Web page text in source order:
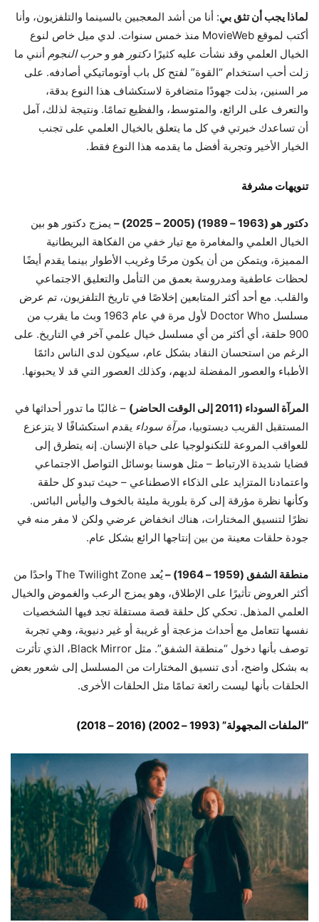
لماذا يجب أن تثق بي: أنا من أشد المعجبين بالسينما والتلفزيون، وأنا
أكتب لموقع MovieWeb منذ خمس سنوات. لدي ميل خاص لنوع
الخيال العلمي وقد نشأت عليه كثيرًا دكتور هو وحرب النجوم أنني ما
زلت أحب استخدام “القوة” لفتح كل باب أوتوماتيكي أصادفه. على
مر السنين، بذلت جهودًا متضافرة لاستكشاف هذا النوع بدقة،
والتعرف على الرائع، والمتوسط، والفظيع تمامًا. ونتيجة لذلك، آمل
أن تساعدك خبرتي في كل ما يتعلق بالخيال العلمي على تجنب
الخيار الأخير وتجربة أفضل ما يقدمه هذا النوع فقط.
تنويهات مشرفة
دكتور هو (1963 – 1989) (2005 – 2025) –
يمزج دكتور هو بين
الخيال العلمي والمغامرة مع تيار خفي من الفكاهة البريطانية
المميزة، ويتمكن من أن يكون مرحًا وغريب الأطوار بينما يقدم أيضًا
لحظات عاطفية ومدروسة بعمق من التأمل والتعليق الاجتماعي
والقلب. مع أحد أكثر المتابعين إخلاصًا في تاريخ التلفزيون، تم عرض
مسلسل Doctor Who لأول مرة في عام 1963 وبث ما يقرب من
900 حلقة، أي أكثر من أي مسلسل خيال علمي آخر في التاريخ. على
الرغم من استحسان النقاد بشكل عام، سيكون لدى الناس دائمًا
الأطباء والعصور المفضلة لديهم، وكذلك العصور التي قد لا يحبونها.
المرآة السوداء (2011 إلى الوقت الحاضر)
– غالبًا ما تدور أحداثها في
المستقبل القريب ديستوبيا، مرآة سوداء يقدم استكشافًا لا يتزعزع
للعواقب المروعة للتكنولوجيا على حياة الإنسان. إنه يتطرق إلى
قضايا شديدة الارتباط – مثل هوسنا بوسائل التواصل الاجتماعي
واعتمادنا المتزايد على الذكاء الاصطناعي – حيث تبدو كل حلقة
وكأنها نظرة مؤرقة إلى كرة بلورية مليئة بالخوف واليأس البائس.
نظرًا لتنسيق المختارات، هناك انخفاض عرضي ولكن لا مفر منه في
جودة حلقات معينة من بين إنتاجها الرائع بشكل عام.
منطقة الشفق (1959 – 1964) –
يُعد The Twilight Zone واحدًا من
أكثر العروض تأثيرًا على الإطلاق، وهو يمزج الرعب والغموض والخيال
العلمي المذهل. تحكي كل حلقة قصة مستقلة تجد فيها الشخصيات
نفسها تتعامل مع أحداث مزعجة أو غريبة أو غير دنيوية، وهي تجربة
توصف بأنها دخول “منطقة الشفق”. مثل Black Mirror، الذي تأثرت
به بشكل واضح، أدى تنسيق المختارات من المسلسل إلى شعور بعض
الحلقات بأنها ليست رائعة تمامًا مثل الحلقات الأخرى.
“الملفات المجهولة” (1993 – 2002) (2016 – 2018)